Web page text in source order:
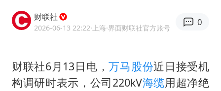
泰国初中生饮弹自尽前开了26枪
用AI造出新病毒意味着什么
今年第二强台风将带来多大影响
财联社
2026-06-13 22:22·上海·界面财联社官方账号
0
财联社6月13日电，万马股份近日接受机
构调研时表示，公司220kV海缆用超净绝